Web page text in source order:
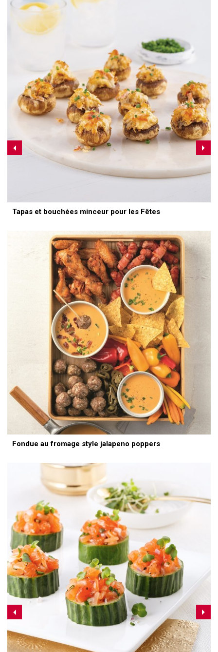
Tapas et bouchées minceur pour les Fêtes
Fondue au fromage style jalapeno poppers